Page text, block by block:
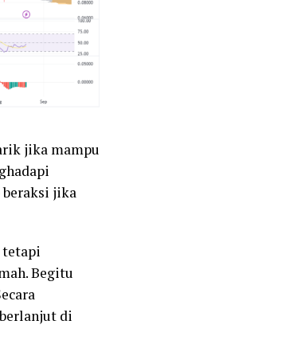
jika mampu
beraksi jika
tetapi
Begitu
di